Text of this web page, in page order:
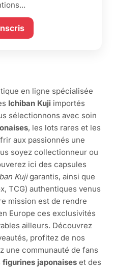
en ligne spécialisée
Ichiban Kuji importés
sélectionnons avec soin
, les lots rares et les
aux passionnés une
soyez collectionneur ou
ici des capsules
Kujigarantis, ainsi que
TCG) authentiques venus
mission est de rendre
Europe ces exclusivités
ailleurs. Découvrez
profitez de nos
une communauté de fans
figurines japonaiseset des